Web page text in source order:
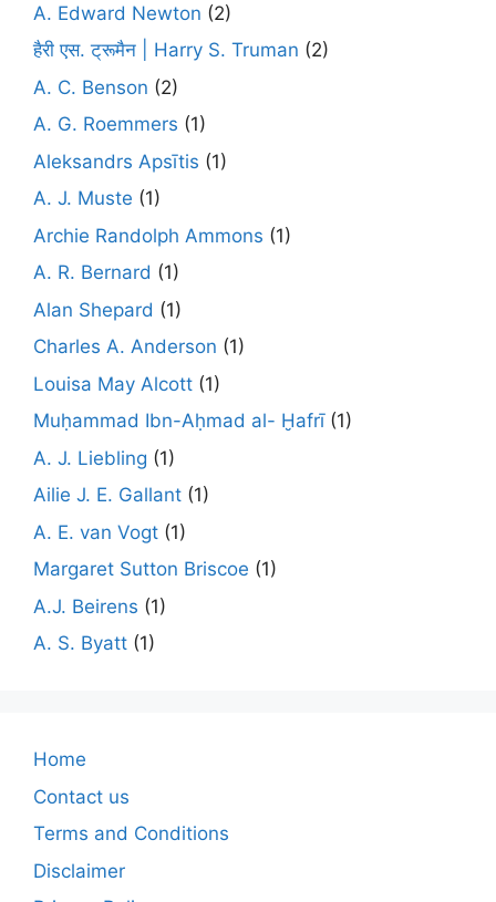
A. Edward Newton (2)
हैरी एस. ट्रूमैन | Harry S. Truman (2)
A. C. Benson (2)
A. G. Roemmers (1)
Aleksandrs Apsītis (1)
A. J. Muste (1)
Archie Randolph Ammons (1)
A. R. Bernard (1)
Alan Shepard (1)
Charles A. Anderson (1)
Louisa May Alcott (1)
Muḥammad Ibn-Aḥmad al- Ḫafrī(1)
A. J. Liebling (1)
Ailie J. E. Gallant (1)
A. E. van Vogt (1)
Margaret Sutton Briscoe (1)
A.J. Beirens (1)
A. S. Byatt (1)
Home
Contact us
Terms and Conditions
Disclaimer